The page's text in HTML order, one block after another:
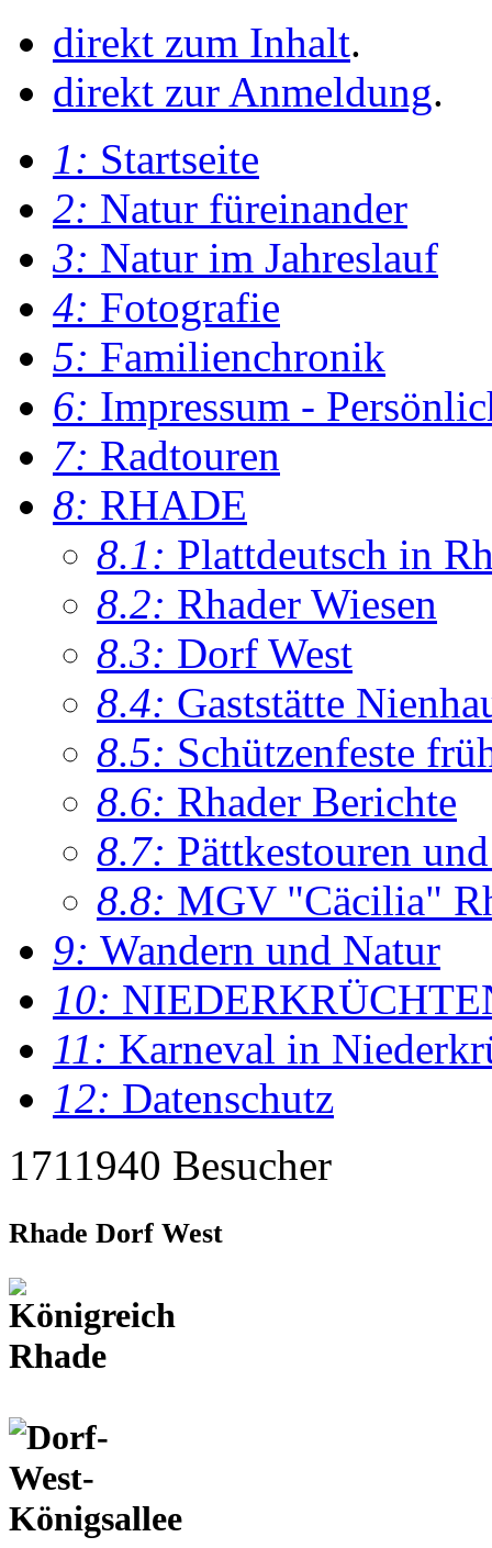
direkt zum Inhalt.
direkt zur Anmeldung.
1: Startseite
2: Natur füreinander
3: Natur im Jahreslauf
4: Fotografie
5: Familienchronik
6: Impressum -
7: Radtouren
8: RHADE
8.1: Plattdeutsch in
8.2: Rhader Wiesen
8.3: Dorf West
8.4: Gaststätte
8.5: Schützenfeste
8.6: Rhader Berichte
8.7: Pättkestouren
8.8: MGV "Cäcilia"
9: Wandern und Natur
10:
11: Karneval in
12: Datenschutz
1711940 Besucher
Rhade Dorf West